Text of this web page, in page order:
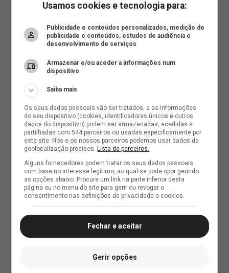
Usamos cookies e tecnologia para:
Publicidade e conteúdos personalizados, medição de
publicidade e conteúdos, estudos de audiência e
desenvolvimento de serviços
Armazenar e/ou aceder a informações num
dispositivo
Saiba mais
Os seus dados pessoais vão ser tratados, e as informações
do seu dispositivo (cookies, identificadores únicos e outros
dados do dispositivo) podem ser armazenadas, acedidas e
partilhadas com 544 parceiros ou usadas especificamente por
este site. Nós e os nossos parceiros podemos usar dados de
geolocalização precisos. Lista de parceiros.
Alguns fornecedores podem tratar os seus dados pessoais
com base no interesse legítimo, ao qual se pode opor gerindo
as opções abaixo. Procure um link na parte inferior desta
página ou no menu do site para gerir ou revogar o
consentimento nas definições de privacidade e cookies.
Fechar e aceitar
Gerir opções